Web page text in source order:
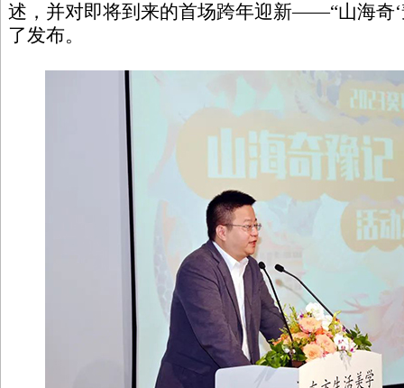
述，并对即将到来的首场跨年迎新——“山海奇‘
了发布。